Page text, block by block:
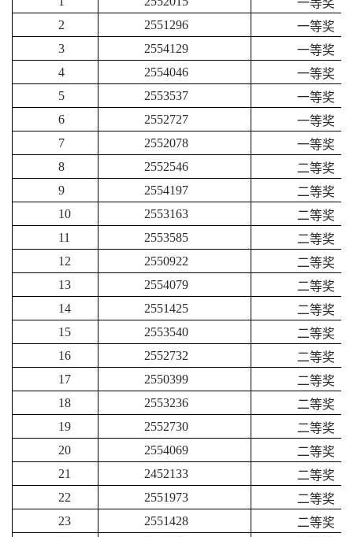
一等奖
2
2551296
一等奖
3
2554129
一等奖
4
2554046
一等奖
5
2553537
一等奖
6
2552727
一等奖
7
2552078
一等奖
8
2552546
二等奖
9
2554197
二等奖
10
2553163
二等奖
11
2553585
二等奖
12
2550922
二等奖
13
2554079
二等奖
14
2551425
二等奖
15
2553540
二等奖
16
2552732
二等奖
17
2550399
二等奖
18
2553236
二等奖
19
2552730
二等奖
20
2554069
二等奖
21
2452133
二等奖
22
2551973
二等奖
23
2551428
二等奖